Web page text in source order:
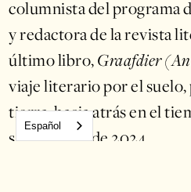
columnista del programa
y redactora de la revista
último libro, Graafdier
viaje literario por el suelo,
tierra, hacia atrás en el
septiembre de 2024.
Español